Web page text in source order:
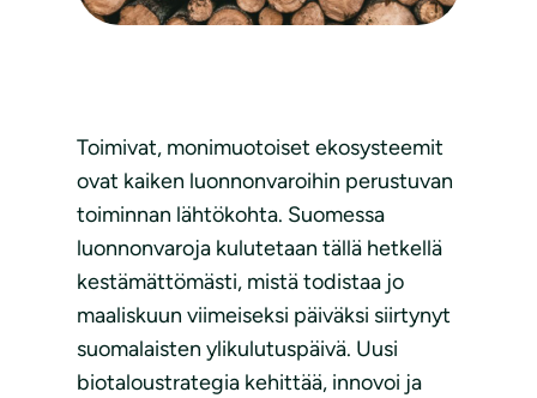
Toimivat, monimuotoiset ekosysteemit
ovat kaiken luonnonvaroihin perustuvan
toiminnan lähtökohta. Suomessa
luonnonvaroja kulutetaan tällä hetkellä
kestämättömästi, mistä todistaa jo
maaliskuun viimeiseksi päiväksi siirtynyt
suomalaisten ylikulutuspäivä. Uusi
biotaloustrategia kehittää, innovoi ja